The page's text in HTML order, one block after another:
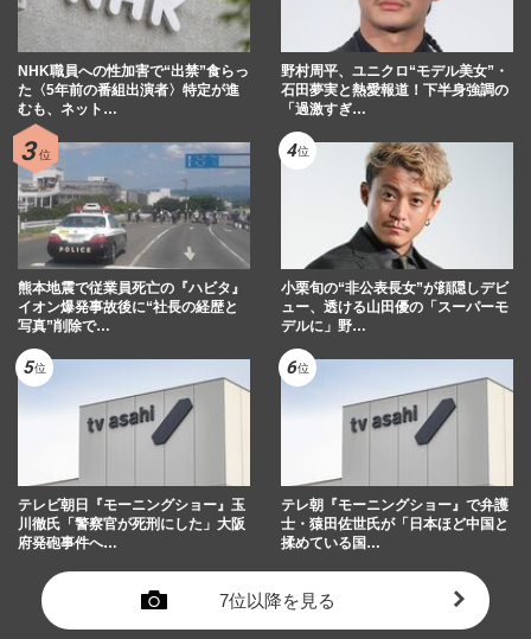
NHK職員への性加害で“出禁”食らっ
た〈5年前の番組出演者〉特定が進
むも、ネット…
野村周平、ユニクロ“モデル美女”・
石田夢実と熱愛報道！下半身強調の
「過激すぎ…
熊本地震で従業員死亡の『ハビタ』
イオン爆発事故後に“社長の経歴と
写真”削除で…
小栗旬の“非公表長女”が顔隠しデビ
ュー、透ける山田優の「スーパーモ
デルに」野…
テレビ朝日『モーニングショー』玉
川徹氏「警察官が死刑にした」大阪
府発砲事件へ…
テレ朝『モーニングショー』で弁護
士・猿田佐世氏が「日本ほど中国と
揉めている国…
7位以降を見る